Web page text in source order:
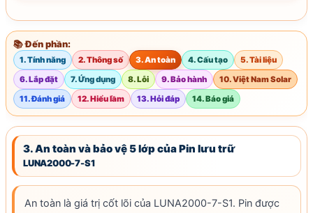
📚 Đến phần:
1. Tính năng 2. Thông số 3. An toàn 4. Cấu tạo
5. Tài liệu
6. Lắp đặt
7. Ứng dụng 8. Lỗi 9. Bảo hành
10. Việt Nam Solar
11. Đánh giá
12. Hiểu lầm 13. Hỏi đáp 14. Báo giá
3. An toàn và bảo vệ 5 lớp của Pin lưu trữ
LUNA2000-7-S1
An toàn là giá trị cốt lõi của LUNA2000-7-S1. Pin được